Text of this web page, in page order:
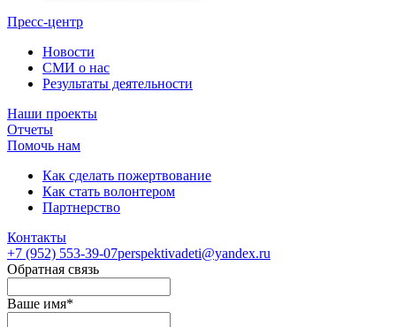
Пресс-центр
Новости
СМИ о нас
Результаты деятельности
Наши проекты
Отчеты
Помочь нам
Как сделать пожертвование
Как стать волонтером
Партнерство
Контакты
+7 (952) 553-39-07perspektivadeti@yandex.ru
Обратная связь
Ваше имя*